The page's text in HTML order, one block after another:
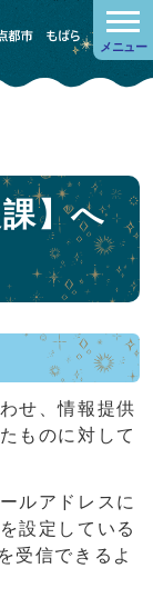
メニュー
】へ
せ、情報提供
ものに対して
ルアドレスに
設定している
受信できるよ